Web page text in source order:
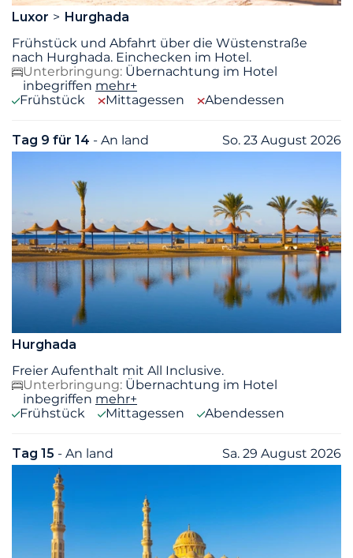
Luxor
Hurghada
Frühstück und Abfahrt über die Wüstenstraße
nach Hurghada. Einchecken im Hotel.
Unterbringung: Übernachtung im Hotel
inbegriffen mehr+
Frühstück
Mittagessen Abendessen
Tag 9 für 14 - An land So. 23 August 2026
Hurghada
Freier Aufenthalt mit All Inclusive.
Unterbringung: Übernachtung im Hotel
inbegriffen mehr+
Frühstück
Mittagessen Abendessen
Tag 15 - An land Sa. 29 August 2026